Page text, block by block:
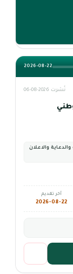
2026-08-22
نُشرت 2026-08-06
والاعلان
آخر تقديم
2026-08-22